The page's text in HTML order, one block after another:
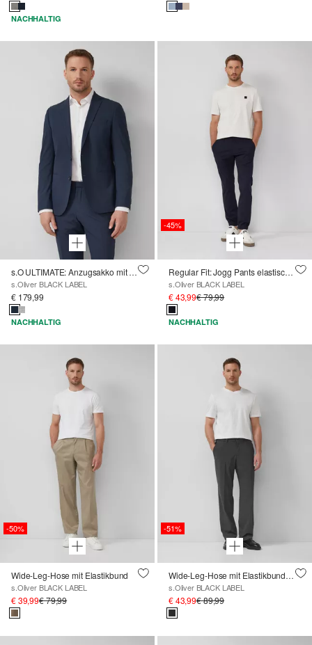
NACHHALTIG
s.O ULTIMATE: Anzugsakko mit Hahnentritt-Muster
s.Oliver BLACK LABEL
€ 179,99
NACHHALTIG
-45%
Regular Fit: Jogg Pants elastischer Webware
s.Oliver BLACK LABEL
€ 43,99€ 79,99
NACHHALTIG
-50%
Wide-Leg-Hose mit Elastikbund
s.Oliver BLACK LABEL
€ 39,99€ 79,99
-51%
Wide-Leg-Hose mit Elastikbund aus meliertem Stretch-Gewebe
s.Oliver BLACK LABEL
€ 43,99€ 89,99